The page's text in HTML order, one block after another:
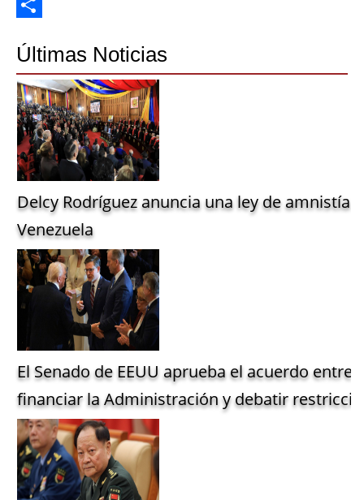
Twitter
Últimas Noticias
Delcy Rodríguez anuncia una ley de amnistía
Venezuela
El Senado de EEUU aprueba el acuerdo entre
financiar la Administración y debatir